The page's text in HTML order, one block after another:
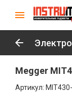
Megger
Артикул: